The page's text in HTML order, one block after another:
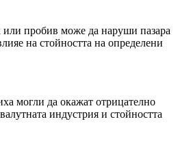
или пробив може да наруши пазара
на стойността на определени
могли да окажат отрицателно
индустрия и стойността